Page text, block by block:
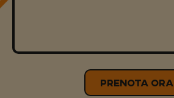
PRENOTA ORA